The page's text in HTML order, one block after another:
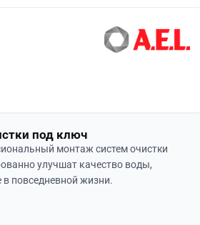
под ключ
монтаж систем очистки
улучшат качество воды,
в повседневной жизни.